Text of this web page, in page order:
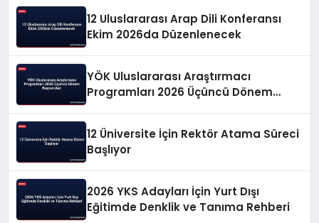
12 Uluslararası Arap Dili Konferansı
Ekim 2026da Düzenlenecek
YÖK Uluslararası Araştırmacı
Programları 2026 Üçüncü Dönem
12 Üniversite İçin Rektör Atama Süreci
Başlıyor
2026 YKS Adayları İçin Yurt Dışı
Eğitimde Denklik ve Tanıma Rehberi